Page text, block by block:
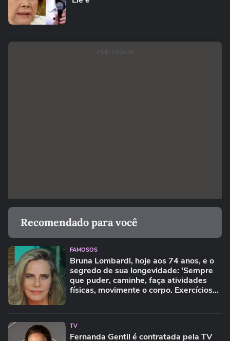
PUBLICIDADE
Recomendado para você
FAMOSOS
Bruna Lombardi, hoje aos 74 anos, e o
segredo de sua longevidade: 'Sempre
que puder, caminhe, faça atividades
físicas, movimente o corpo. Exercícios
TV
Fernanda Gentil é contratada pela TV